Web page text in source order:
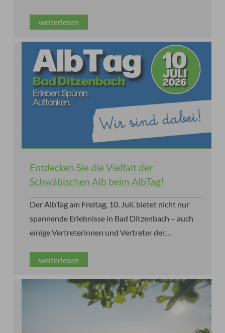
weiterlesen
Entdecken Sie die Vielfalt der
Schwäbischen Alb beim AlbTag!
Der AlbTag am Freitag, 10. Juli, bietet nicht nur
spannende Erlebnisse in Bad Ditzenbach – auch
einige Vertreterinnen und Vertreter der
weiterlesen